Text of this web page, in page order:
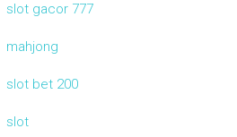
slot gacor 777
mahjong
slot bet 200
slot